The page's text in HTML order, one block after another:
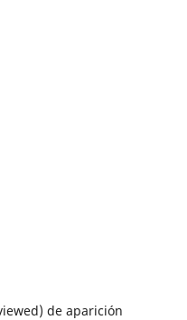
de aparición